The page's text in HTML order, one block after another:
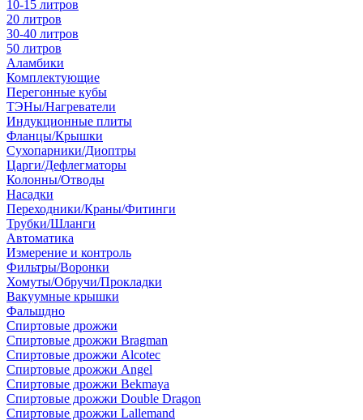
10-15 литров
20 литров
30-40 литров
50 литров
Аламбики
Комплектующие
Перегонные кубы
ТЭНы/Нагреватели
Индукционные плиты
Фланцы/Крышки
Сухопарники/Диоптры
Царги/Дефлегматоры
Колонны/Отводы
Насадки
Переходники/Краны/Фитинги
Трубки/Шланги
Автоматика
Измерение и контроль
Фильтры/Воронки
Хомуты/Обручи/Прокладки
Вакуумные крышки
Фальшдно
Спиртовые дрожжи
Спиртовые дрожжи Bragman
Спиртовые дрожжи Alcotec
Спиртовые дрожжи Angel
Спиртовые дрожжи Bekmaya
Спиртовые дрожжи Double Dragon
Спиртовые дрожжи Lallemand